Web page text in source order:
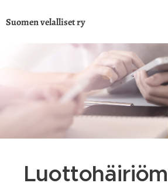
Suomen velalliset ry